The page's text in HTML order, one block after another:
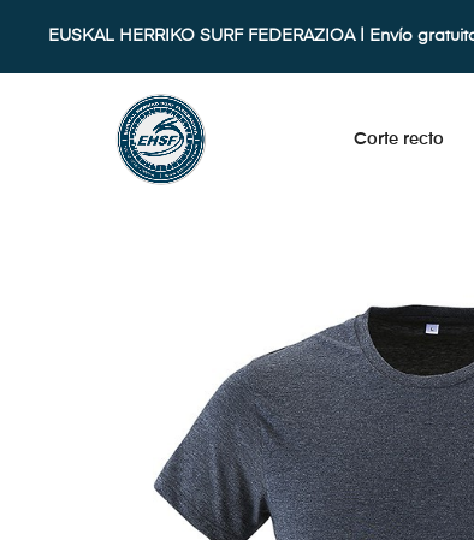
EUSKAL HERRIKO SURF FEDERAZIOA | Envío
Corte recto